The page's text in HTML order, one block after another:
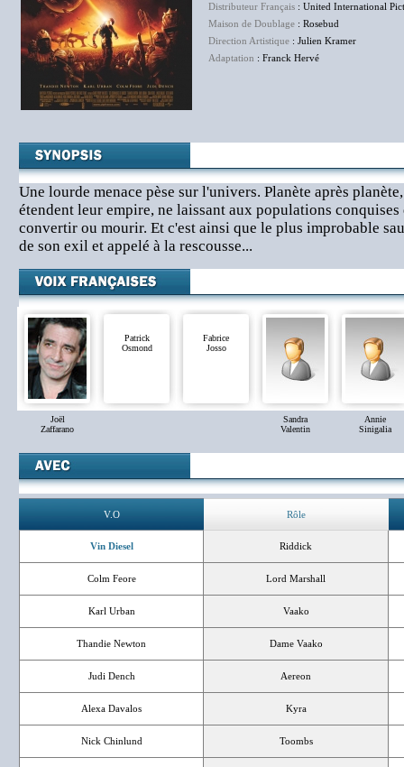
Distributeur Français : United International
Maison de Doublage : Rosebud
Direction Artistique : Julien Kramer
Adaptation : Franck Hervé
Une lourde menace pèse sur l'univers. Planète après
étendent leur empire, ne laissant aux populations
convertir ou mourir. Et c'est ainsi que le plus improbable
de son exil et appelé à la rescousse...
Joël
Zaffarano
Patrick
Osmond
Fabrice
Josso
Sandra
Valentin
Annie
Sinigalia
V.O Rôle
Vin Diesel Riddick
Colm Feore Lord Marshall
Karl Urban Vaako
Thandie Newton Dame Vaako
Judi Dench Aereon
Alexa Davalos Kyra
Nick Chinlund Toombs